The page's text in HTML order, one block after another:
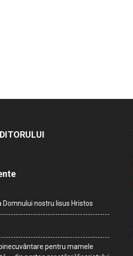
Domnului nostru Iisus Hristos
pentru mamele